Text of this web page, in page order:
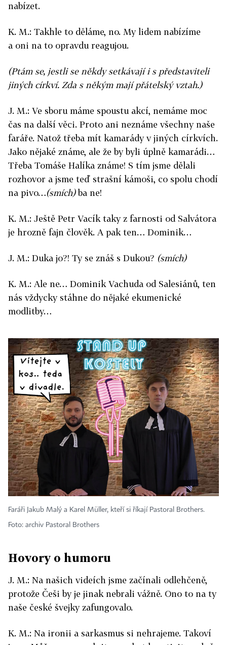
nabízet.
K. M.: Takhle to děláme, no. My lidem nabízíme
a oni na to opravdu reagujou.
(Ptám se, jestli se někdy setkávají i s představiteli
jiných církví. Zda s někým mají přátelský vztah.)
J. M.: Ve sboru máme spoustu akcí, nemáme moc
čas na další věci. Proto ani neznáme všechny naše
faráře. Natož třeba mít kamarády v jiných církvích.
Jako nějaké známe, ale že by byli úplně kamarádi…
Třeba Tomáše Halíka známe! S tím jsme dělali
rozhovor a jsme teď strašní kámoši, co spolu chodí
na pivo…(smích)ba ne!
K. M.: Ještě Petr Vacík taky z farnosti od Salvátora
je hrozně fajn člověk. A pak ten… Dominik…
J. M.: Duka jo?! Ty se znáš s Dukou? (smích)
K. M.: Ale ne… Dominik Vachuda od Salesiánů, ten
nás vždycky stáhne do nějaké ekumenické
modlitby…
Faráři Jakub Malý a Karel Müller, kteří si říkají Pastoral Brothers.
Foto: archiv Pastoral Brothers
Hovory o humoru
J. M.: Na našich videích jsme začínali odlehčeně,
protože Češi by je jinak nebrali vážně. Ono to na ty
naše české švejky zafungovalo.
K. M.: Na ironii a sarkasmus si nehrajeme. Takoví